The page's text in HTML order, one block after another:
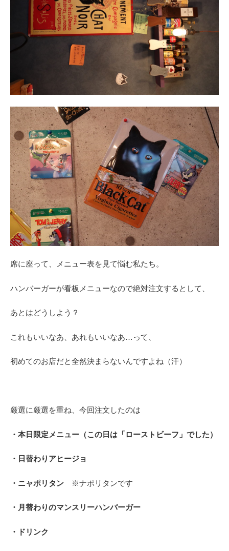
席に座って、メニュー表を見て悩む私たち。
ハンバーガーが看板メニューなので絶対注文するとして、
あとはどうしよう？
これもいいなあ、あれもいいなあ…って、
初めてのお店だと全然決まらないんですよね（汗）
厳選に厳選を重ね、今回注文したのは
・本日限定メニュー（この日は「ローストビーフ」でした）
・日替わりアヒージョ
・ニャポリタン ※ナポリタンです
・月替わりのマンスリーハンバーガー
・ドリンク